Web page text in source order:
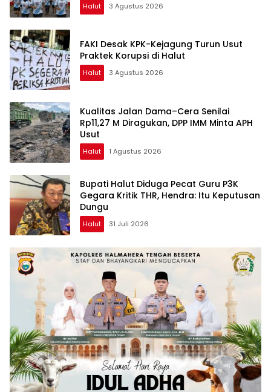
Halut 3 Agustus 2026
FAKI Desak KPK-Kejagung Turun Usut
Praktek Korupsi di Halut
Halut 3 Agustus 2026
Kualitas Jalan Dama–Cera Senilai
Rp11,27 M Diragukan, DPP IMM Minta APH
Usut
Halut 1 Agustus 2026
Bupati Halut Diduga Pecat Guru P3K
Gegara Kritik THR, Hendra: Itu Keputusan
Dungu
Halut 31 Juli 2026